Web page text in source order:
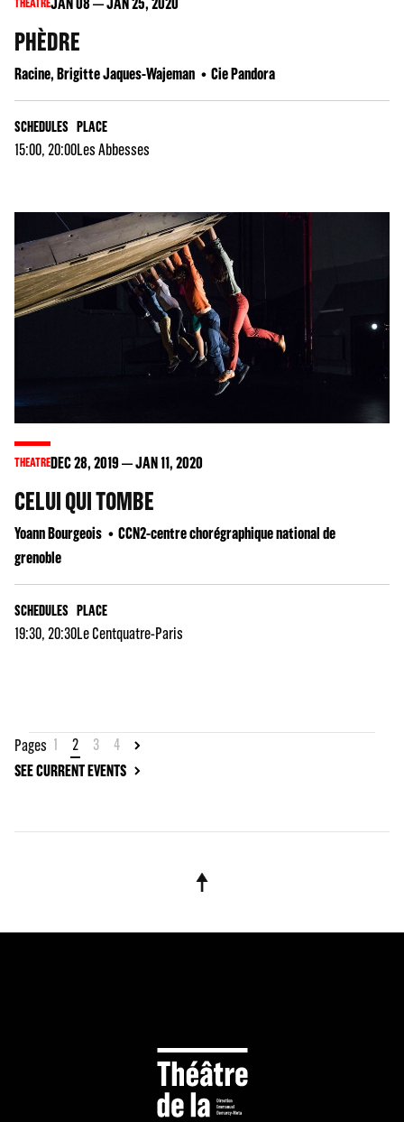
PHÈDRE
Racine, Brigitte Jaques-Wajeman Cie Pandora
SCHEDULES
15:00, 20:00
PLACE
Les Abbesses
THEATREDEC28, 2019 JAN11, 2020
CELUI QUI TOMBE
Yoann Bourgeois
CCN2-centre chorégraphique national de
grenoble
SCHEDULES
19:30, 20:30
PLACE
Le Centquatre-Paris
Pages 1 2 3
4
SEE CURRENT EVENTS